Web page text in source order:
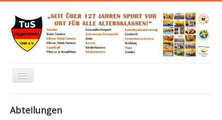
Navigation
Abteilungen